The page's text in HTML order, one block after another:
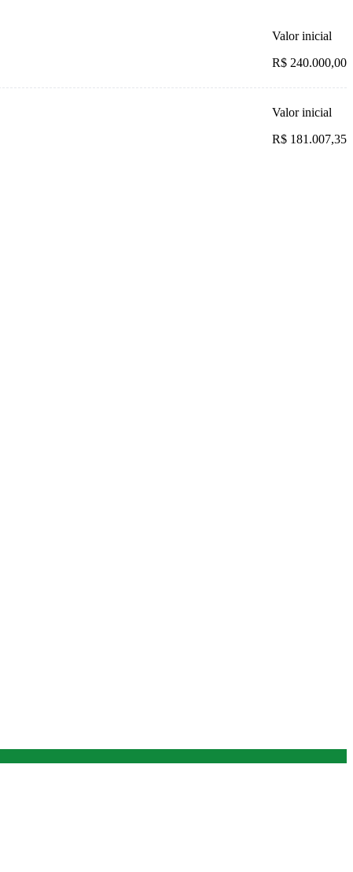
Valor inicial
R$ 240.000,00
Valor inicial
R$ 181.007,35